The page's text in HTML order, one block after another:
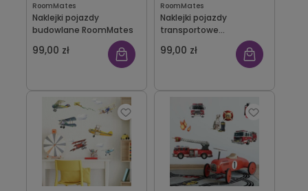
RoomMates
Naklejki pojazdy
budowlane RoomMates
99,00 zł
RoomMates
Naklejki pojazdy
transportowe
99,00 zł